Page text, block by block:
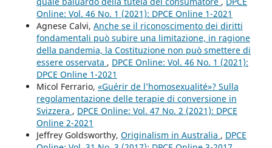
Online: Vol. 46 No. 1 (2021): DPCE Online 1-2021
Agnese Calvi, Anche se il riconoscimento dei diritti
fondamentali può subire una limitazione, in ragione
della pandemia, la Costituzione non può smettere di
essere osservata , DPCE Online: Vol. 46 No. 1 (2021):
DPCE Online 1-2021
Micol Ferrario, «Guérir de l’homosexualité»? Sulla
regolamentazione delle terapie di conversione in
Svizzera , DPCE Online: Vol. 47 No. 2 (2021): DPCE
Online 2-2021
Jeffrey Goldsworthy, Originalism in Australia , DPCE